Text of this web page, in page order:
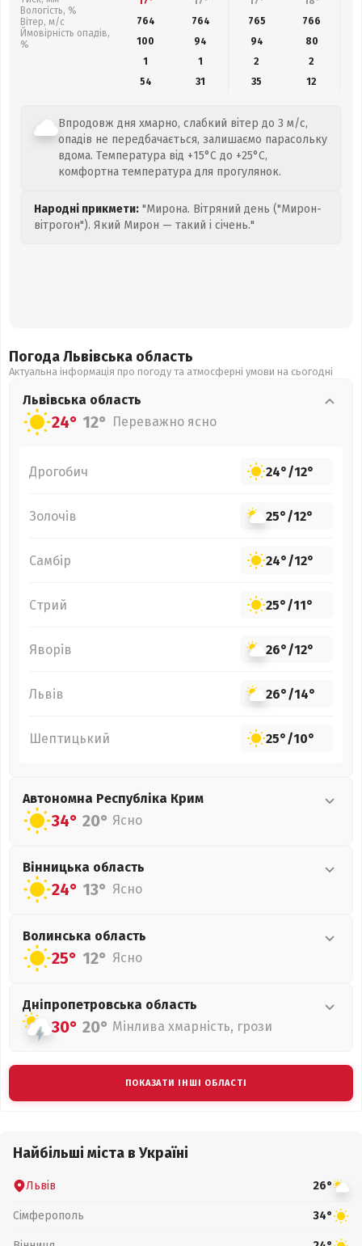
Вологість, %
Вітер, м/с
Ймовірність опадів,
%
764
764 765 766
100
94 94 80
1
1 2
2
54
31 35 12
Впродовж дня хмарно, слабкий вітер до 3 м/с,
опадів не передбачається, залишаємо парасольку
вдома. Температура від +15°C до +25°C,
комфортна температура для прогулянок.
Народні прикмети: "Мирона. Вітряний день ("Мирон-
вітрогон"). Який Мирон — такий і січень."
Погода Львівська область
Актуальна інформація про погоду та атмосферні умови на сьогодні
Львівська область
24° 12° Переважно ясно
Дрогобич 24°/12°
Золочів 25°/12°
Самбір 24°/12°
Стрий 25°/11°
Яворів 26°/12°
Львів 26°/14°
Шептицький 25°/10°
Автономна Республіка Крим
34° 20° Ясно
Вінницька область
24° 13° Ясно
Волинська область
25° 12° Ясно
Дніпропетровська область
30° 20° Мінлива хмарність, грози
ПОКАЗАТИ ІНШІ ОБЛАСТІ
Найбільші міста в Україні
Львів 26°
Сімферополь 34°